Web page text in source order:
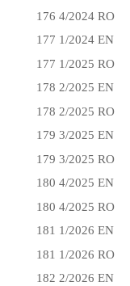
176 4/2024 RO
177 1/2024 EN
177 1/2025 RO
178 2/2025 EN
178 2/2025 RO
179 3/2025 EN
179 3/2025 RO
180 4/2025 EN
180 4/2025 RO
181 1/2026 EN
181 1/2026 RO
182 2/2026 EN